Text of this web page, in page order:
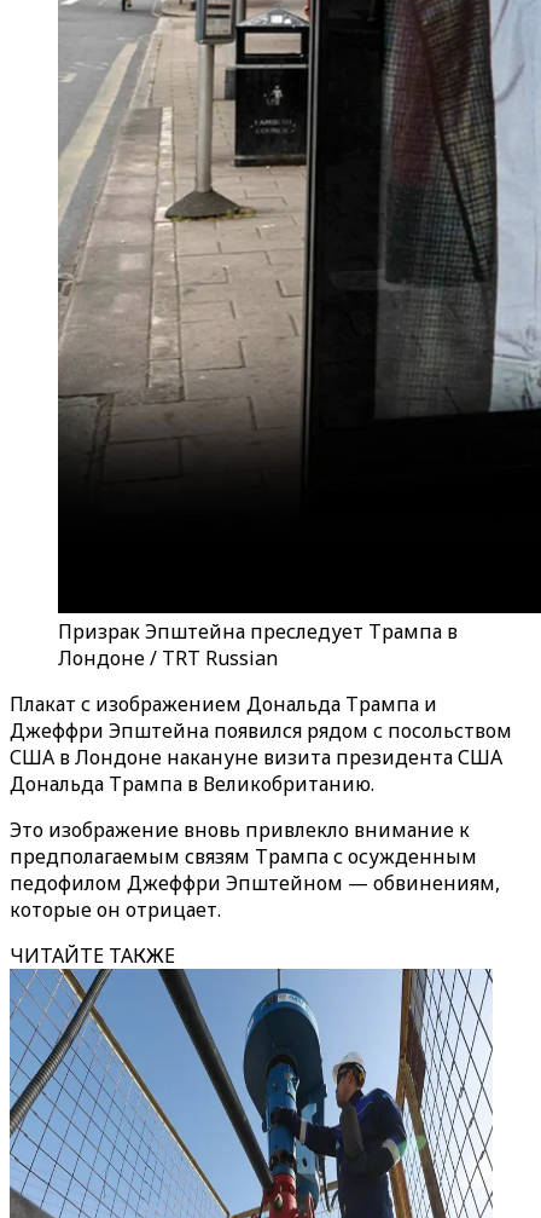
Призрак Эпштейна преследует Трампа в
Лондоне / TRT Russian
Плакат с изображением Дональда Трампа и
Джеффри Эпштейна появился рядом с посольством
США в Лондоне накануне визита президента США
Дональда Трампа в Великобританию.
Это изображение вновь привлекло внимание к
предполагаемым связям Трампа с осужденным
педофилом Джеффри Эпштейном — обвинениям,
которые он отрицает.
ЧИТАЙТЕ ТАКЖЕ